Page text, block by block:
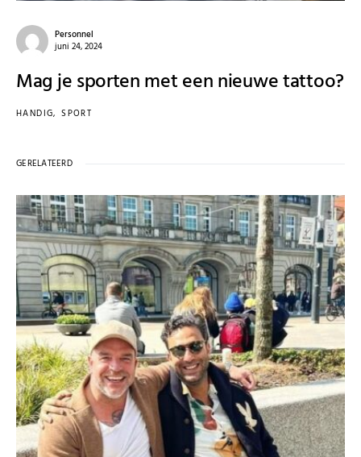
Personnel
juni 24, 2024
Mag je sporten met een nieuwe tattoo?
HANDIG SPORT
GERELATEERD